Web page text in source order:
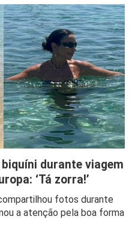
biquíni durante viagem
‘Tá zorra!’
fotos durante
a atenção pela boa forma